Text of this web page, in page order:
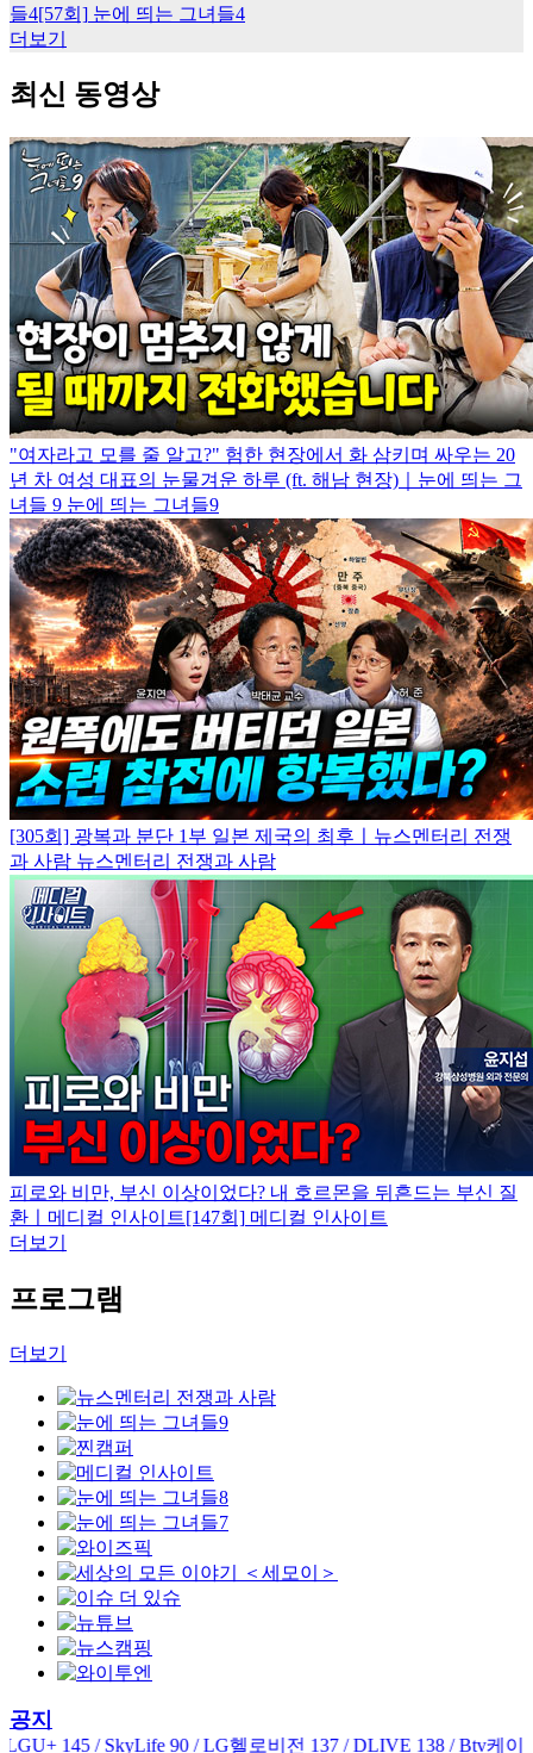
들4[57회] 눈에 띄는 그녀들4
더보기
최신 동영상
"여자라고 모를 줄 알고?" 험한 현장에서 화 삼키며 싸우는 20
년 차 여성 대표의 눈물겨운 하루 (ft. 해남 현장)｜눈에 띄는 그
녀들 9 눈에 띄는 그녀들9
[305회] 광복과 분단 1부 일본 제국의 최후ㅣ뉴스멘터리 전쟁
과 사람 뉴스멘터리 전쟁과 사람
피로와 비만, 부신 이상이었다? 내 호르몬을 뒤흔드는 부신 질
환ㅣ메디컬 인사이트[147회] 메디컬 인사이트
더보기
프로그램
더보기
공지
/ LG헬로비전 137 / DLIVE 138 / Btv케이블 152